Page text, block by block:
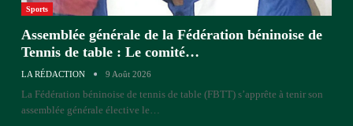
Sports
Assemblée générale de la Fédération béninoise de
Tennis de table : Le comité…
LA RÉDACTION 9 Août 2026
La Fédération béninoise de tennis de table (FBTT) s’apprête à tenir son
assemblée générale élective le